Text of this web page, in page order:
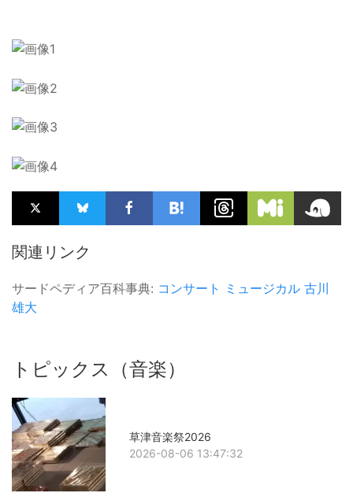
関連リンク
サードペディア百科事典: コンサート ミュージカル 古川
雄大
トピックス（音楽）
草津音楽祭2026
2026-08-06 13:47:32